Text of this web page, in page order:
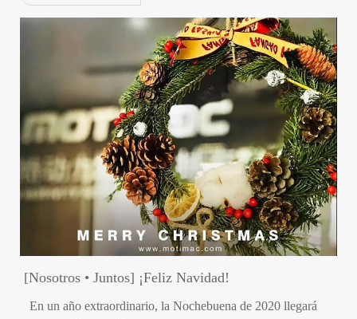
[Nosotros • Juntos] ¡Feliz Navidad!
En un año extraordinario, la Nochebuena de 2020 llegará